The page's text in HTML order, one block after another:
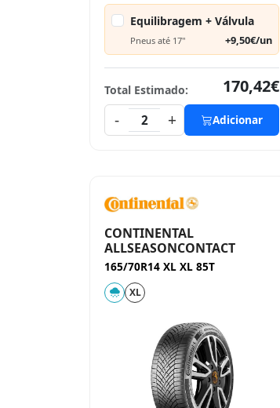
Equilibragem + Válvula
Pneus até 17" +9,50€/un
Total Estimado:
170,42€
-
2 + Adicionar
CONTINENTAL
ALLSEASONCONTACT
165/70R14 XL XL 85T
XL